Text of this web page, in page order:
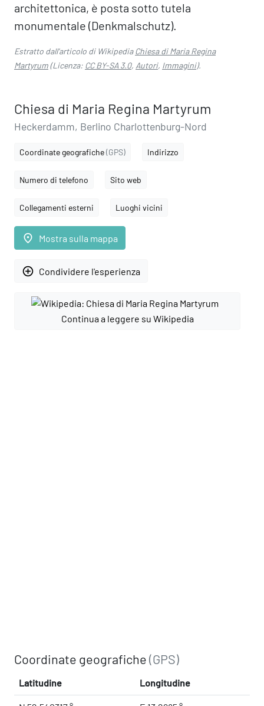
architettonica, è posta sotto tutela
monumentale (Denkmalschutz).
Estratto dall'articolo di WikipediaChiesa di Maria Regina
Martyrum(Licenza: CC BY-SA 3.0, Autori, Immagini).
Chiesa di Maria Regina Martyrum
Heckerdamm, Berlino Charlottenburg-Nord
Coordinate geografiche(GPS) Indirizzo
Numero di telefono Sito web
Collegamenti esterni Luoghi vicini
place Mostra sulla mappa
add_circle_outline Condividere l'esperienza
Continua a leggere su Wikipedia
Coordinate geografiche(GPS)
Latitudine Longitudine